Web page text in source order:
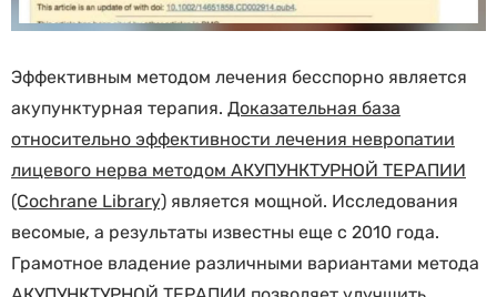
Эффективным методом лечения бесспорно является
акупунктурная терапия. Доказательная база
относительно эффективности лечения невропатии
лицевого нерва методом АКУПУНКТУРНОЙ ТЕРАПИИ
(Cochrane Library) является мощной. Исследования
весомые, а результаты известны еще с 2010 года.
Грамотное владение различными вариантами метода